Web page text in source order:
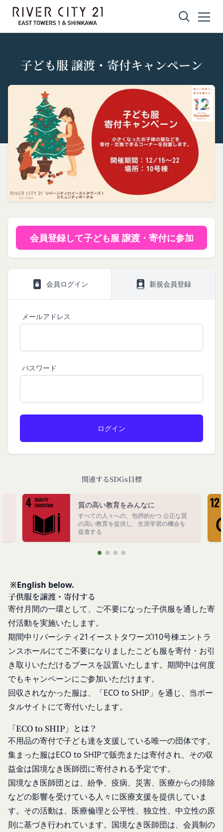
子ども服 譲渡・寄付キャンペーン
会員登録して子ども服 譲渡・寄付に参加
会員ログイン 新規会員登録
メールアドレス
パスワード
関連するSDGs目標
質の高い教育をみんなに
すべての人々への、包摂的かつ 公正な質
の高い教育を提供し、生涯学習の機会を
促進する
※English below.
子供服を譲渡・寄付する
寄付月間の一環として、ご不要になった子供服を通した寄
付活動を実施いたします。
期間中リバーシティ21イーストタワーズⅠ10号棟エントラ
ンスホールにてご不要になりましたこども服を寄付・お引
き取りいただけるブースを設置いたします。期間中は何度
でもキャンペーンにご参加いただけます。
回収されなかった服は、「ECO to SHIP」を通じ、当ポー
タルサイトにて寄付いたします。
「ECO to SHIP」とは？
不用品の寄付で子ども達を支援している唯一の団体です。
集まった服はECO to SHIPで販売または寄付され、その収
益金は国境なき医師団に寄付される予定です。
国境なき医師団とは、紛争、疫病、災害、医療からの排除
などの影響を受けている人々に医療支援を提供していま
す。その活動は、医療倫理と公平性、独立性、中立性の原
則に基づき行われています。国境なき医師団は、会員制の
プライバシーポリシー
の保護に関する法律、その他関連する法令等を遵守
するとともに、以下の方針に沿ってお客様からお預
かりした情報を取り扱い、正確性および機密性の保
持に努めます。
法令によります。
お客様から直接取得する情報
メールアドレス、電話番号、住所等連絡先に関する
情報
ワード等のその他の情報
入力フォームその他当社が定める方法を通じてお客
様が入力または送信する情報
当社が各サービスにおいて取得すると定めた情報
端末情報
お客様が、端末または携帯端末上で当社のサービス
を利用する場合、当社は、端末識別子およびIPアド
号、国、およびユーザー名、もしくはメールアドレ
スなど、お客様が提供することを選択したその他の
あらゆる情報を取得する場合があります。
位置情報
お客様が、端末または携帯端末上で当社のサービス
を利用し、そこで位置情報を提供することを認めた
場合、当社は、お客様の位置情報を取得することが
あります。通常はお客様のブラウザや端末の設定に
より無効にすることができますが、無効にした場合
には当社のサービスの一部が利用できなくなくなる
ことがあります。
お客様のアクションに関する情報
お客様が、当社のサービスを利用する際、直接当社
に提供した情報および当社のサービスを提供してい
る第三者サービス提供者を通じて提供した情報を、
当社は取得・保管することがあります。お客様のサ
ービスご利用状況、他の利用者との交流に関する情
報も取得することがあります。
外部サービスとの連携により取得する情報
外部サービスでお客様が利用するIDおよびその他
利用規約
す。）のご利用規約（以下「本規約」といいま
す。）を下記の通り定めます。
本サービスをご利用される方は、ご登録される前に
本規約を必ずお読みになり、本規約に同意いただく
第1条（定義）
当該各号に定めるところによるものとします。
本利用規約に基づく利用契約を当社と締結している
認めた特定の法人、団体、個人の第三者をいいま
す。なお、利用者は契約者の事業のために本サービ
スを利用されているものとみなします。
「会員」
本規約の内容の全てを承認いただいた上、本サービ
ス所定の手続きに従い会員登録を申請し、当社がこ
本サービスの利用を希望する法人、団体、個人をい
います。
「会員登録」
第4条に規定する方法に従って、登録希望者が行う
本サービスの利用登録をいいます。
「登録情報」
登録希望者及び利用者が会員登録時に登録した当社
が定める情報、本サービス利用中に当社が必要と判
断して登録を求めた情報及びこれらの情報について
利用者自身が追加、変更を行った場合の当該情報を
いいます。
「アカウント」
各会員が保有する、本サービスの利用に関する権利
の総体をいいます。
「パスワード」
登録情報と組み合わせて、会員とその他の者とを識
別するために用いられる符号をいいます。
「提携パートナー」
当社との間で締結する契約に基づき、本サービスと
提携するサービス（以下「提携サービス」といいま
Amazonギフト券
ト券番号を贈ります。
有効期限は発行から10年です。
ギフト券を適用するに移動します。
ギフト券番号を入力し、
Amazonギフト券の利用方法に関しましては、Amazon の
こちら
をご確認ください。